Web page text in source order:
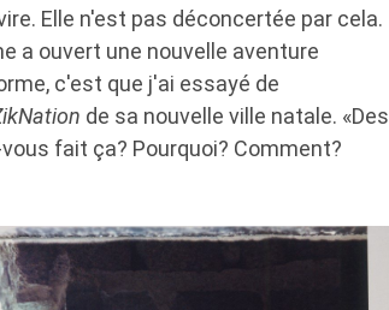
Elle n'est pas déconcertée par cela.
a ouvert une nouvelle aventure
c'est que j'ai essayé de
de sa nouvelle ville natale. «Des
fait ça? Pourquoi? Comment?